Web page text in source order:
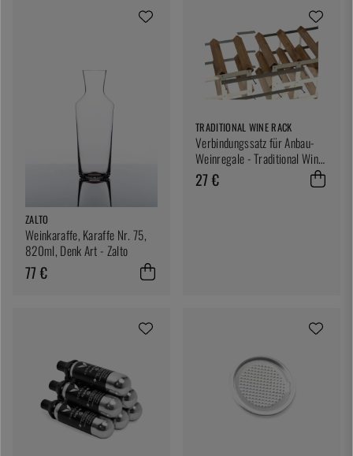
ZALTO
Weinkaraffe, Karaffe Nr. 75,
820ml, Denk Art - Zalto
77 €
TRADITIONAL WINE RACK
Verbindungssatz für Anbau-
Weinregale - Traditional Wine
Racks Co
27 €